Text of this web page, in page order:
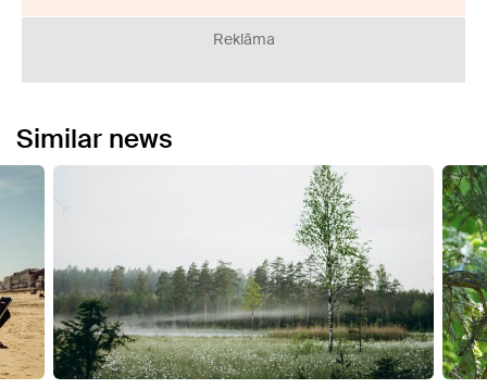
Reklāma
Similar news